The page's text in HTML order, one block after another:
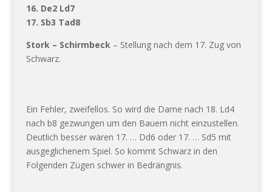
16. De2 Ld7
17. Sb3 Tad8
Stork – Schirmbeck– Stellung nach dem 17. Zug von
Schwarz.
Ein Fehler, zweifellos. So wird die Dame nach 18. Ld4
nach b8 gezwungen um den Bauern nicht einzustellen.
Deutlich besser wären 17. … Dd6 oder 17. … Sd5 mit
ausgeglichenem Spiel. So kommt Schwarz in den
Folgenden Zügen schwer in Bedrängnis.